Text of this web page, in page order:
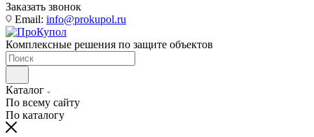
Заказать звонок
Email: info@prokupol.ru
Комплексные решения по защите объектов
Каталог
По всему сайту
По каталогу